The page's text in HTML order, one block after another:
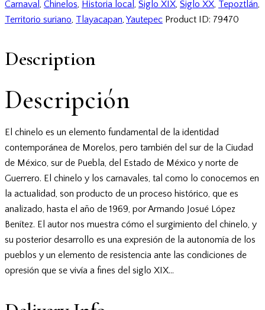
Carnaval , Chinelos, Historia local , Siglo XIX, Siglo XX, Tepoztlán,
Territorio suriano, Tlayacapan, Yautepec Product ID: 79470
Description
Descripción
El chinelo es un elemento fundamental de la identidad
contemporánea de Morelos, pero también del sur de la Ciudad
de México, sur de Puebla, del Estado de México y norte de
Guerrero. El chinelo y los carnavales, tal como lo conocemos en
la actualidad, son producto de un proceso histórico, que es
analizado, hasta el año de 1969, por Armando Josué López
Benítez. El autor nos muestra cómo el surgimiento del chinelo, y
su posterior desarrollo es una expresión de la autonomía de los
pueblos y un elemento de resistencia ante las condiciones de
opresión que se vivía a fines del siglo XIX…